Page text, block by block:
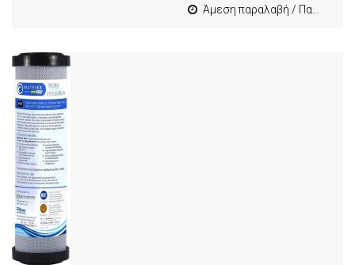
Άμεση παραλαβή / Παράδοση 1-3 εργασιμες